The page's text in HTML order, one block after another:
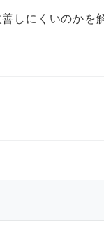
しにくいのかを